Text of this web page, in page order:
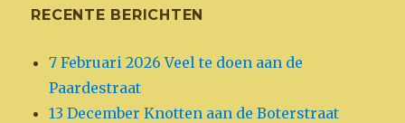
RECENTE BERICHTEN
7 Februari 2026 Veel te doen aan de
Paardestraat
13 December Knotten aan de Boterstraat